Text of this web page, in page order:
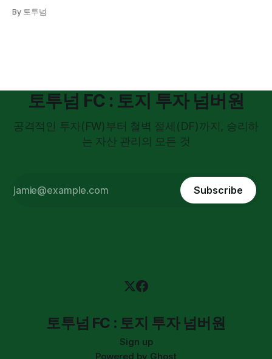
을 공개합니다.
By 토투넘
토투넘 FC : 토지 투자 넘버원
공격적인 투자(FW)부터 철벽 절세(DF)까지, 승리하
는 자산 관리의 모든 것
Subscribe
토투넘 FC : 토지 투자 넘버원
Sign up
Powered by Ghost